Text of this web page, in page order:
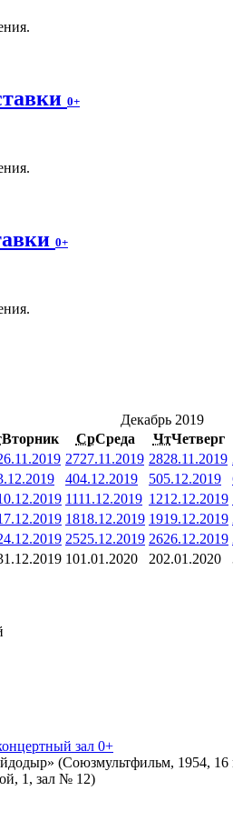
0+
0+
Декабрь 2019
Вторник СрСреда ЧтЧетверг
2727.11.2019 2828.11.2019
404.12.2019 505.12.2019
1111.12.2019 1212.12.2019
1818.12.2019 1919.12.2019
2525.12.2019 2626.12.2019
101.01.2020 202.01.2020
зал 0+
(Союзмультфильм, 1954,
1, зал № 12)